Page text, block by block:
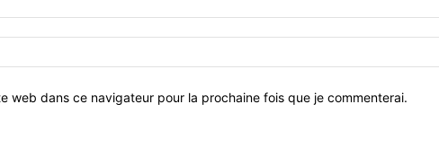
web dans ce navigateur pour la prochaine fois que je commenterai.